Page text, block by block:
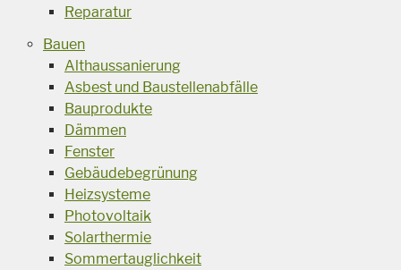
Reparatur
Bauen
Althaussanierung
Asbest und Baustellenabfälle
Bauprodukte
Dämmen
Fenster
Gebäudebegrünung
Heizsysteme
Photovoltaik
Solarthermie
Sommertauglichkeit